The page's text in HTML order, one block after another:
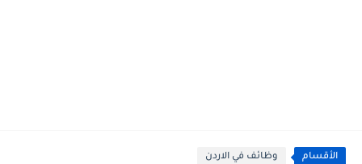
الأقسام وظائف في الاردن